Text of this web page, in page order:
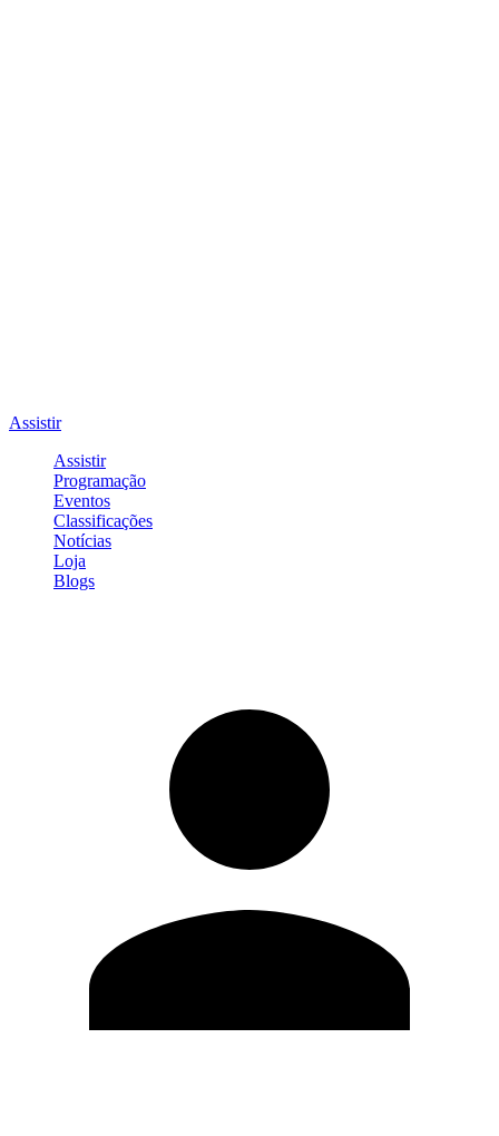
Assistir
Assistir
Programação
Eventos
Classificações
Notícias
Loja
Blogs